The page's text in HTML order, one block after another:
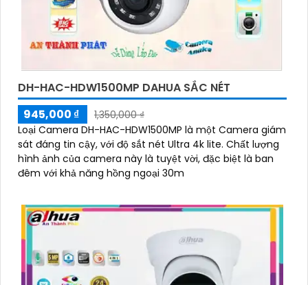
DH-HAC-HDW1500MP DAHUA SẮC NÉT
945,000 ₫
1,350,000 ₫
Loại Camera DH-HAC-HDW1500MP là một Camera giám
sát đáng tin cậy, với độ sắt nét Ultra 4k lite. Chất lượng
hình ảnh của camera này là tuyệt vời, đặc biệt là ban
đêm với khả năng hồng ngoại 30m